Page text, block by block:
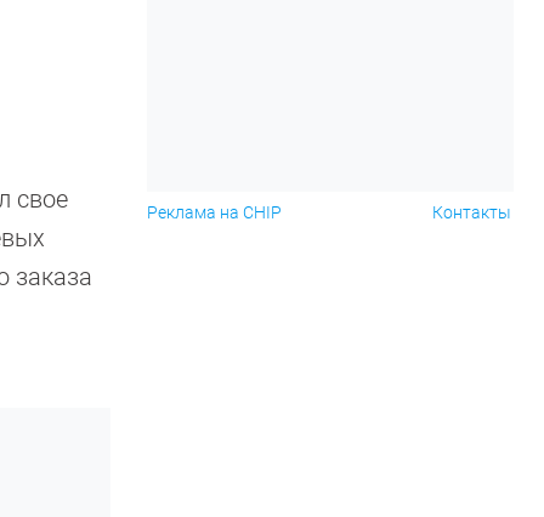
свое
заказа
Реклама на CHIP Контакты